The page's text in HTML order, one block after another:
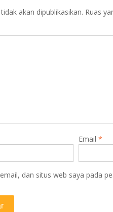
akan dipublikasikan. Ruas
Email*
dan situs web saya pada